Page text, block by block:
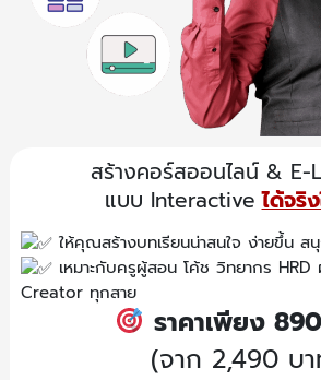
สร้างคอร์สออนไลน์ & E-
แบบ Interactive ได้จริ
ให้คุณสร้างบทเรียนน่าสนใจ ง่ายขึ้น ส
เหมาะกับครูผู้สอน โค้ช วิทยากร HRD
Creator ทุกสาย
ราคาเพียง
(จาก 2,490 บ